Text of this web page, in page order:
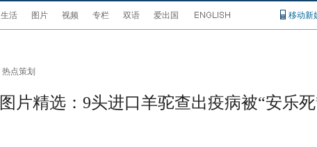
生活 图片 视频 专栏 双语 爱出国 移动新
热点策划
图片精选：9头进口羊驼查出疫病被“安乐死